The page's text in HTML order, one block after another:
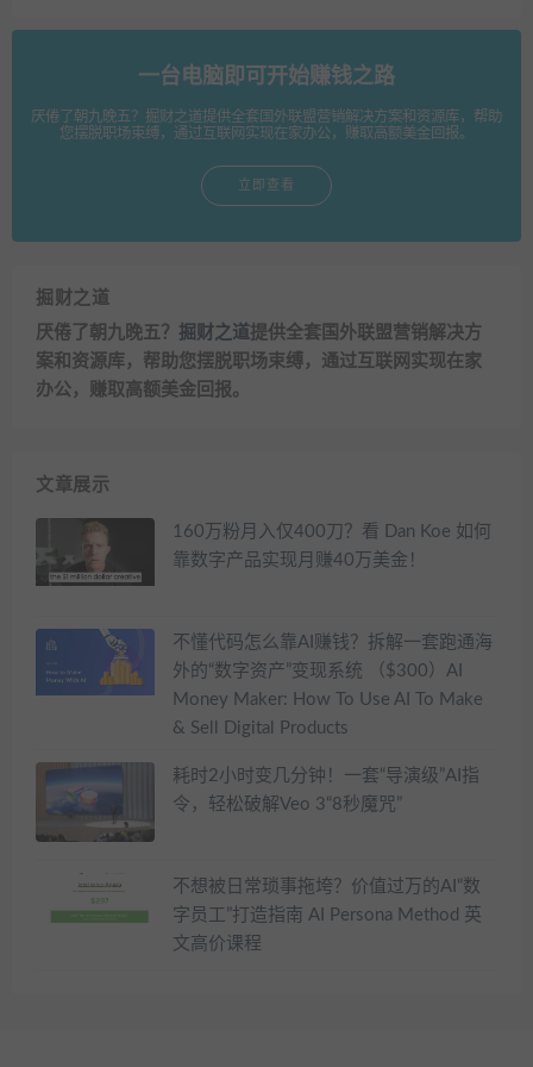
一台电脑即可开始赚钱之路
厌倦了朝九晚五？掘财之道提供全套国外联盟营销解决方案和资源库，帮助
您摆脱职场束缚，通过互联网实现在家办公，赚取高额美金回报。
立即查看
掘财之道
厌倦了朝九晚五？ 掘财之道提供全套国外联盟营销解决方
案和资源库，帮助您摆脱职场束缚，通过互联网实现在家
办公，赚取高额美金回报。
文章展示
160万粉月入仅400刀？看 Dan Koe 如何
靠数字产品实现月赚40万美金！
不懂代码怎么靠AI赚钱？拆解一套跑通海
外的“数字资产”变现系统 （$300）AI
Money Maker: How To Use AI To Make
& Sell Digital Products
耗时2小时变几分钟！一套“导演级”AI指
令，轻松破解Veo 3“8秒魔咒”
不想被日常琐事拖垮？价值过万的AI“数
字员工”打造指南 AI Persona Method 英
文高价课程